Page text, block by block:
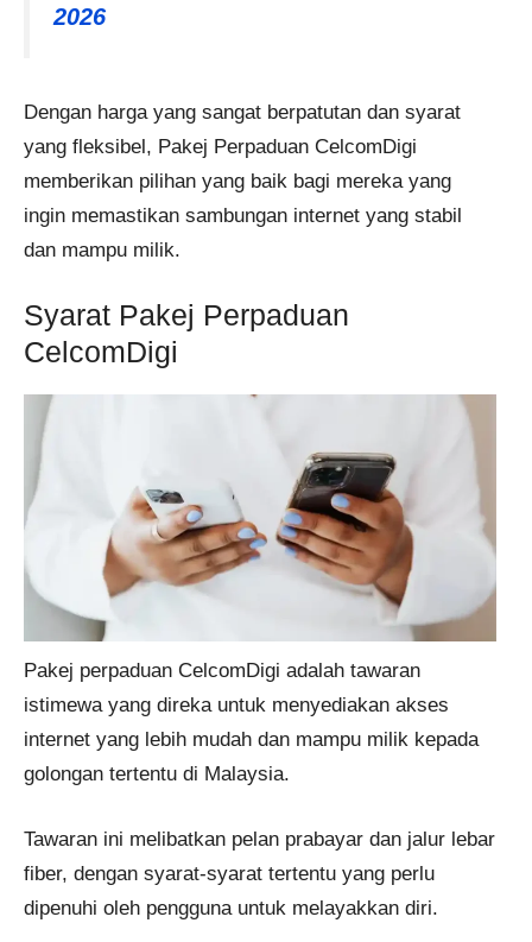
2026
Dengan harga yang sangat berpatutan dan syarat
yang fleksibel, Pakej Perpaduan CelcomDigi
memberikan pilihan yang baik bagi mereka yang
ingin memastikan sambungan internet yang stabil
dan mampu milik.
Syarat Pakej Perpaduan
CelcomDigi
Pakej perpaduan CelcomDigi adalah tawaran
istimewa yang direka untuk menyediakan akses
internet yang lebih mudah dan mampu milik kepada
golongan tertentu di Malaysia.
Tawaran ini melibatkan pelan prabayar dan jalur lebar
fiber, dengan syarat-syarat tertentu yang perlu
dipenuhi oleh pengguna untuk melayakkan diri.